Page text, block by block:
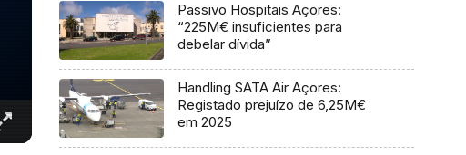
Passivo Hospitais Açores:
“225M€ insuficientes para
debelar dívida”
Handling SATA Air Açores:
Registado prejuízo de 6,25M€
em 2025